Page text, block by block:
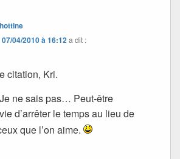
07/04/2010 à 16:12a dit :
citation, Kri.
ne sais pas… Peut-être
d’arrêter le temps au lieu de
que l’on aime.